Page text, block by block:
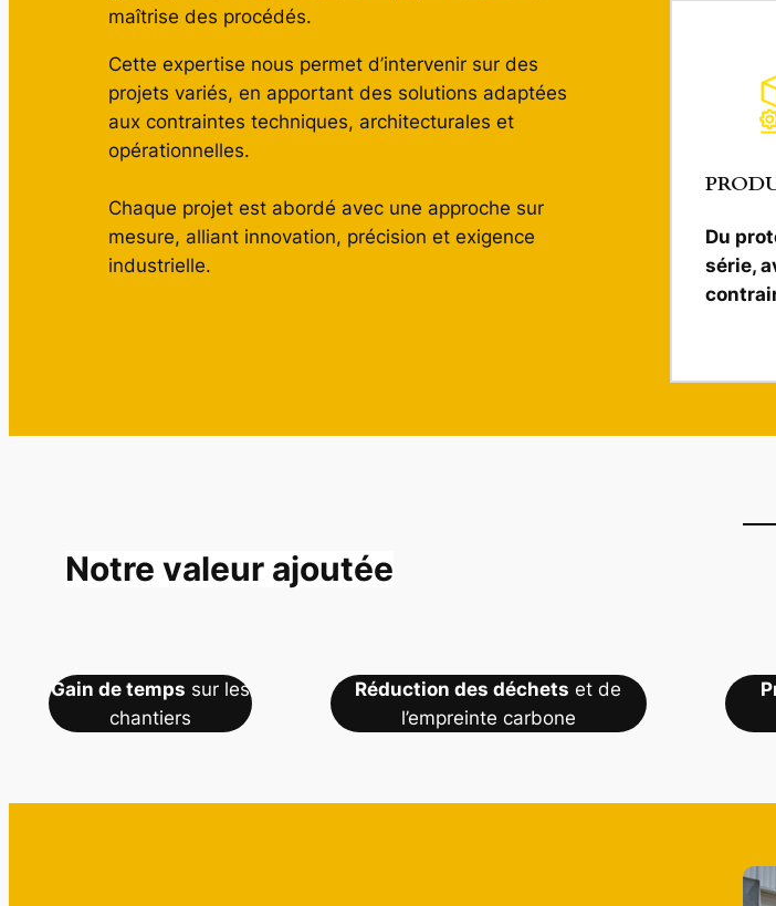
maîtrise des procédés.
Cette expertise nous permet d’intervenir sur des
projets variés, en apportant des solutions adaptées
aux contraintes techniques, architecturales et
opérationnelles.
Chaque projet est abordé avec une approche sur
mesure, alliant innovation, précision et exigence
industrielle.
Du
série,
Notre valeur ajoutée
Gain de temps sur les
chantiers
Réduction des déchets et de
l’empreinte carbone